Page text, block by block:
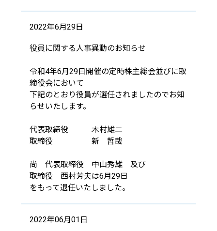
2022年6月29日
役員に関する人事異動のお知らせ
令和4年6月29日開催の定時株主総会並びに取
締役会において
下記のとおり役員が選任されましたのでお知
らせいたします。
代表取締役 木村雄二
取締役 新 哲哉
尚 代表取締役 中山秀雄 及び
取締役 西村芳夫は6月29日
をもって退任いたしました。
2022年06月01日